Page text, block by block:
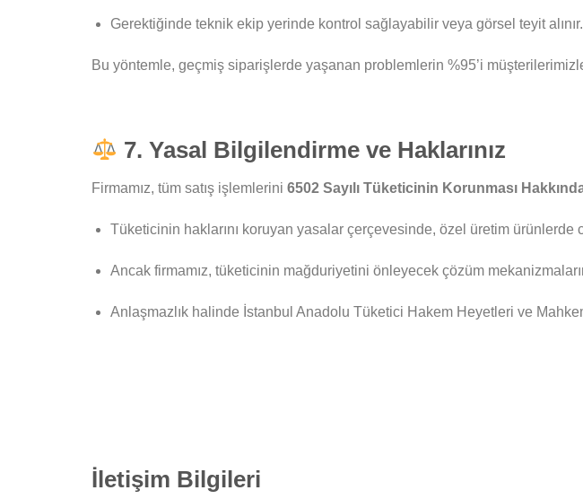
Gerektiğinde teknik ekip yerinde kontrol sağlayabilir veya görsel teyit alınır.
Bu yöntemle, geçmiş siparişlerde yaşanan problemlerin %95’i
7. Yasal Bilgilendirme ve Haklarınız
Firmamız, tüm satış işlemlerini 6502 Sayılı Tüketicinin Korunması
Tüketicinin haklarını koruyan yasalar çerçevesinde, özel üretim ürünlerde
Ancak firmamız, tüketicinin mağduriyetini önleyecek çözüm
Anlaşmazlık halinde İstanbul Anadolu Tüketici Hakem Heyetleri ve
İletişim Bilgileri